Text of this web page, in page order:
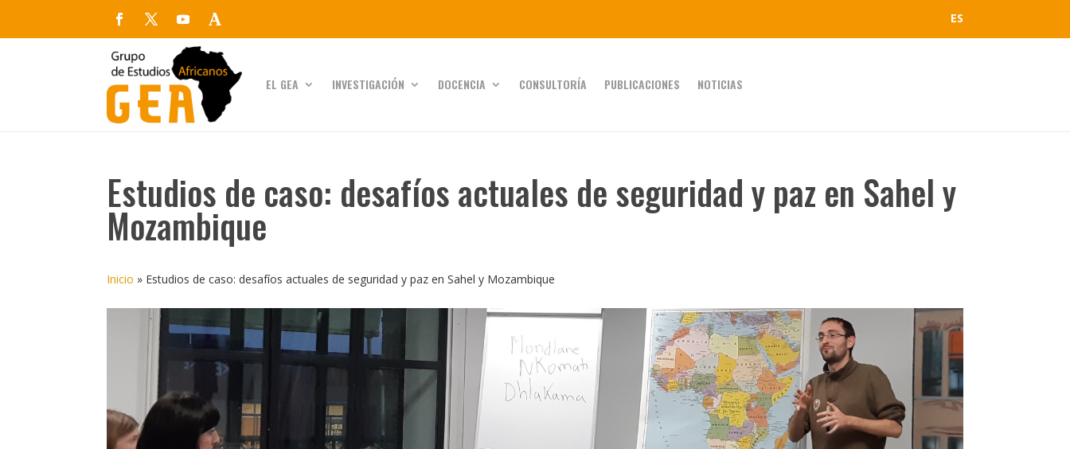
ES
EL GEA INVESTIGACIÓN DOCENCIA CONSULTORÍA PUBLICACIONES NOTICIAS
Estudios de caso: desafíos actuales de seguridad y paz en Sahel y
Mozambique
Inicio » Estudios de caso: desafíos actuales de seguridad y paz en Sahel y Mozambique